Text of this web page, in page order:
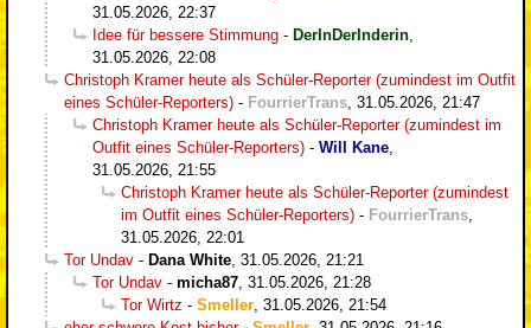
31.05.2026, 22:37
Idee für bessere Stimmung - DerInDerInderin
31.05.2026, 22:08
Christoph Kramer heute als Schüler-Reporter (zumindest im Outfit
eines Schüler-Reporters) - FourrierTrans 31.05.2026, 21:47
Christoph Kramer heute als Schüler-Reporter (zumindest im
Outfit eines Schüler-Reporters) - Will Kane
31.05.2026, 21:55
Christoph Kramer heute als Schüler-Reporter (zumindest
im Outfit eines Schüler-Reporters) - FourrierTrans
31.05.2026, 22:01
Tor Undav - Dana White 31.05.2026, 21:21
Tor Undav - micha87 31.05.2026, 21:28
Tor Wirtz - Smeller 31.05.2026, 21:54